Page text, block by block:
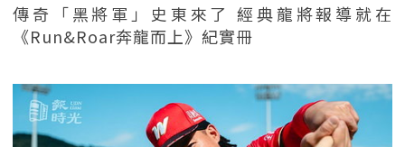
傳奇「黑將軍」史東來了 經典龍將報導就在
《Run&Roar奔龍而上》紀實冊